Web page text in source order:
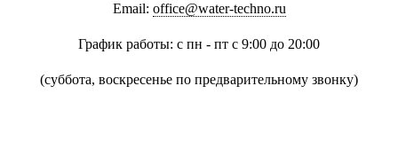
Email: office@water-techno.ru
График работы: с пн - пт с 9:00 до 20:00
(суббота, воскресенье по предварительному звонку)